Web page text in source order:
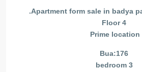
Apartment form sale in badya
Floor 4
Prime location
Bua:176
3 bedroom